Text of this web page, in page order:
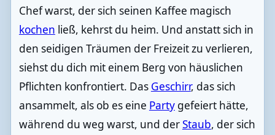
Chef warst, der sich seinen Kaffee magisch
kochen ließ, kehrst du heim. Und anstatt sich in
den seidigen Träumen der Freizeit zu verlieren,
siehst du dich mit einem Berg von häuslichen
Pflichten konfrontiert. Das Geschirr, das sich
ansammelt, als ob es eine Partygefeiert hätte,
während du weg warst, und derStaub, der sich